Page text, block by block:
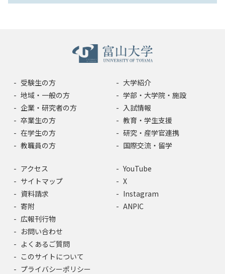
受験生の方
地域・一般の方
企業・研究者の方
卒業生の方
在学生の方
教職員の方
大学紹介
学部・大学院・施設
入試情報
教育・学生支援
研究・産学官連携
国際交流・留学
アクセス
サイトマップ
資料請求
寄附
広報刊行物
お問い合わせ
よくあるご質問
このサイトについて
プライバシーポリシー
YouTube
X
Instagram
ANPIC